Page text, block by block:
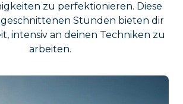
zu perfektionieren. Diese
Stunden bieten dir
intensiv an deinen Techniken zu
arbeiten.